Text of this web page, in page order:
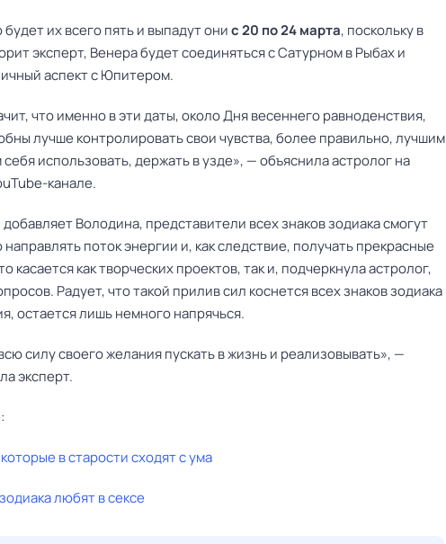
будет их всего пять и выпадут онис 20 по 24 марта, поскольку в
эксперт, Венера будет соединяться с Сатурном в Рыбах и
аспект с Юпитером.
что именно в эти даты, около Дня весеннего равноденствия,
лучше контролировать свои чувства, более правильно, лучшим
использовать, держать в узде», — объяснила астролог на
канале.
Володина, представители всех знаков зодиака смогут
направлять поток энергии и, как следствие, получать прекрасные
касается как творческих проектов, так и, подчеркнула астролог,
Радует, что такой прилив сил коснется всех знаков зодиака
остается лишь немного напрячься.
силу своего желания пускать в жизнь и реализовывать», —
эксперт.
в старости сходят с ума
любят в сексе